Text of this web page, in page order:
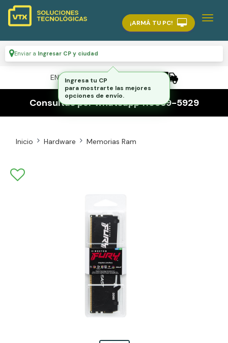
¡ARMÁ TU PC!
Enviar a Ingresar CP y ciudad
ENVÍO GRATIS A TODO EL PAÍS
Consultas por whatsapp 116559-5929
Inicio Hardware Memorias Ram
Ingresa tu CP
para mostrarte las mejores
opciones de envío.